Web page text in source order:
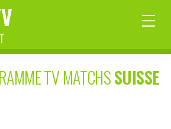
TV MATCHSSUISSE